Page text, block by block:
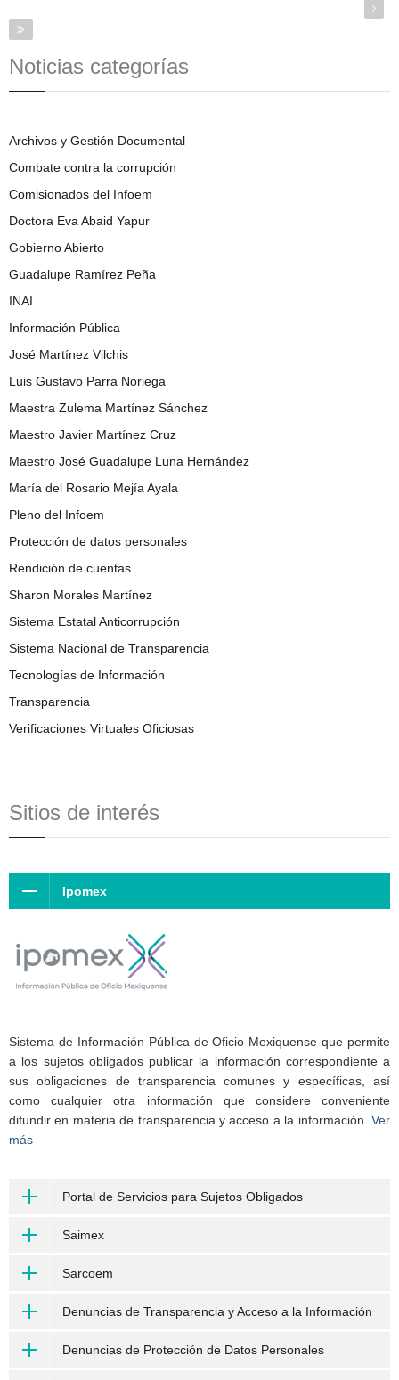
Noticias categorías
Archivos y Gestión Documental
Combate contra la corrupción
Comisionados del Infoem
Doctora Eva Abaid Yapur
Gobierno Abierto
Guadalupe Ramírez Peña
INAI
Información Pública
José Martínez Vilchis
Luis Gustavo Parra Noriega
Maestra Zulema Martínez Sánchez
Maestro Javier Martínez Cruz
Maestro José Guadalupe Luna Hernández
María del Rosario Mejía Ayala
Pleno del Infoem
Protección de datos personales
Rendición de cuentas
Sharon Morales Martínez
Sistema Estatal Anticorrupción
Sistema Nacional de Transparencia
Tecnologías de Información
Transparencia
Verificaciones Virtuales Oficiosas
Sitios de interés
Ipomex
Sistema de Información Pública de Oficio Mexiquense que permite
a los sujetos obligados publicar la información correspondiente a
sus obligaciones de transparencia comunes y específicas, así
como cualquier otra información que considere conveniente
difundir en materia de transparencia y acceso a la información. Ver
más
Portal de Servicios para Sujetos Obligados
Saimex
Sarcoem
Denuncias de Transparencia y Acceso a la Información
Denuncias de Protección de Datos Personales